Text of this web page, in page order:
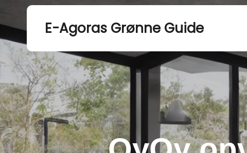
E-Agoras Grønne Guide